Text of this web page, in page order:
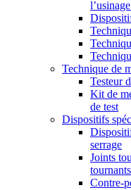
Technique de
Testeur
Kit de
de test
Dispositifs
serrage
Joints
tournants
Contre-